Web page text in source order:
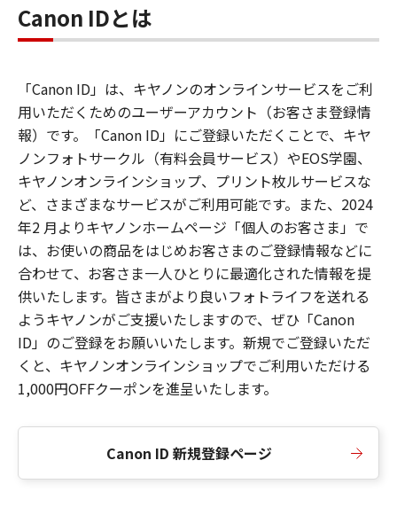
Canon IDとは
「Canon ID」は、キヤノンのオンラインサービスをご利
用いただくためのユーザーアカウント（お客さま登録情
報）です。「Canon ID」にご登録いただくことで、キヤ
ノンフォトサークル（有料会員サービス）やEOS学園、
キヤノンオンラインショップ、プリント枚ルサービスな
ど、さまざまなサービスがご利用可能です。また、2024
年2 月よりキヤノンホームページ「個人のお客さま」で
は、お使いの商品をはじめお客さまのご登録情報などに
合わせて、お客さま一人ひとりに最適化された情報を提
供いたします。皆さまがより良いフォトライフを送れる
ようキヤノンがご支援いたしますので、ぜひ「Canon
ID」のご登録をお願いいたします。新規でご登録いただ
くと、キヤノンオンラインショップでご利用いただける
1,000円OFFクーポンを進呈いたします。
Canon ID 新規登録ページ